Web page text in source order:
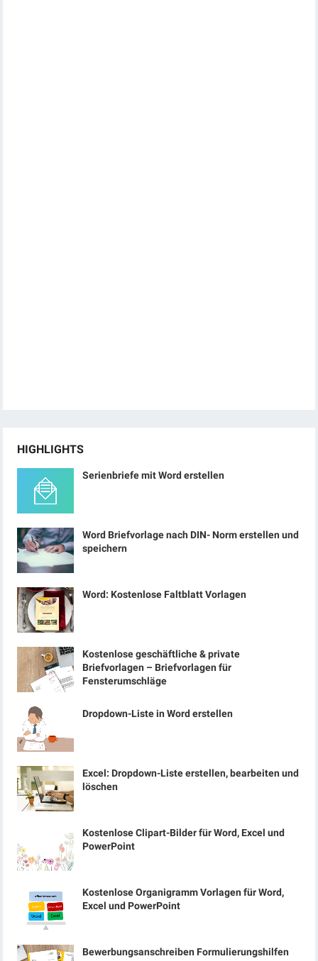
HIGHLIGHTS
Serienbriefe mit Word erstellen
Word Briefvorlage nach DIN- Norm erstellen und
speichern
Word: Kostenlose Faltblatt Vorlagen
Kostenlose geschäftliche & private
Briefvorlagen – Briefvorlagen für
Fensterumschläge
Dropdown-Liste in Word erstellen
Excel: Dropdown-Liste erstellen, bearbeiten und
löschen
Kostenlose Clipart-Bilder für Word, Excel und
PowerPoint
Kostenlose Organigramm Vorlagen für Word,
Excel und PowerPoint
Bewerbungsanschreiben Formulierungshilfen